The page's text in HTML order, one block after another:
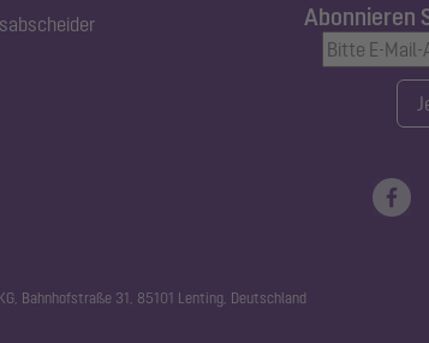
Abonnieren
Bahnhofstraße 31, 85101 Lenting, Deutschland